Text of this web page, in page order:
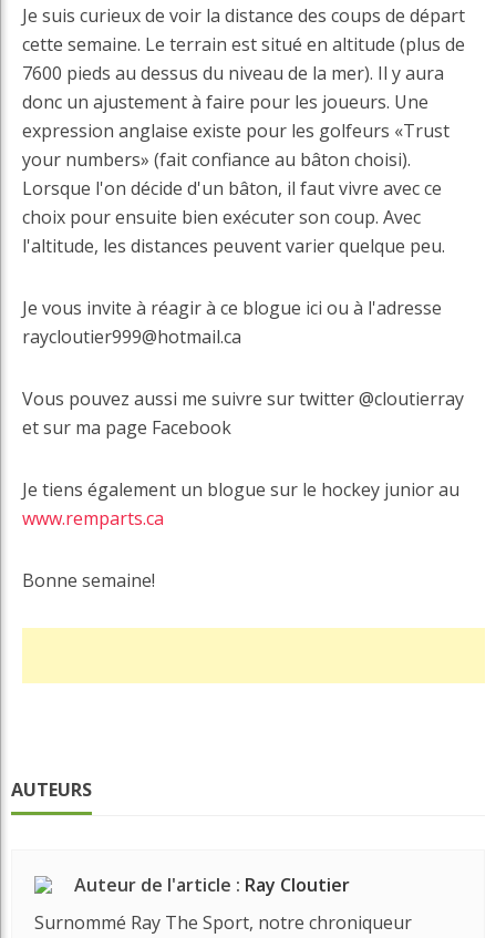
Je suis curieux de voir la distance des coups de départ
cette semaine. Le terrain est situé en altitude (plus de
7600 pieds au dessus du niveau de la mer). Il y aura
donc un ajustement à faire pour les joueurs. Une
expression anglaise existe pour les golfeurs «Trust
your numbers» (fait confiance au bâton choisi).
Lorsque l'on décide d'un bâton, il faut vivre avec ce
choix pour ensuite bien exécuter son coup. Avec
l'altitude, les distances peuvent varier quelque peu.
Je vous invite à réagir à ce blogue ici ou à l'adresse
raycloutier999@hotmail.ca
Vous pouvez aussi me suivre sur twitter @cloutierray
et sur ma page Facebook
Je tiens également un blogue sur le hockey junior au
www.remparts.ca
Bonne semaine!
AUTEURS
Auteur de l'article : Ray Cloutier
Surnommé Ray The Sport, notre chroniqueur